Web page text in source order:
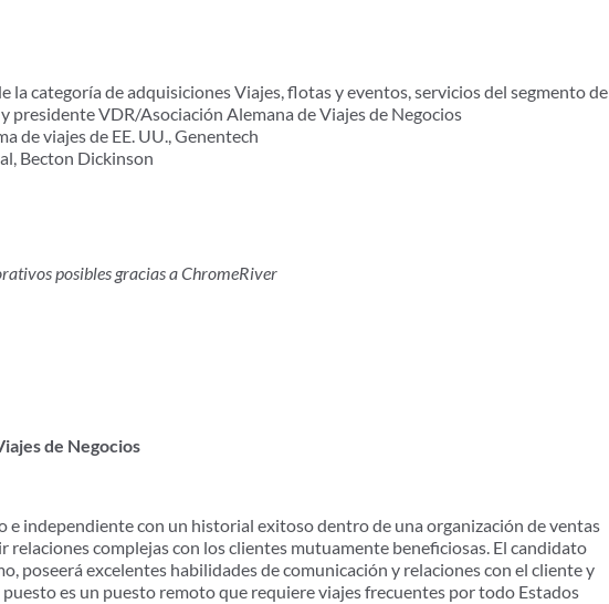
la categoría de adquisiciones Viajes, flotas y eventos, servicios del segmento de
presidente VDR/Asociación Alemana de Viajes de Negocios
de viajes de EE. UU., Genentech
Becton Dickinson
posibles gracias a ChromeRiver
de Negocios
e independiente con un historial exitoso dentro de una organización de ventas
complejas con los clientes mutuamente beneficiosas. El candidato
poseerá excelentes habilidades de comunicación y relaciones con el cliente y
es un puesto remoto que requiere viajes frecuentes por todo Estados